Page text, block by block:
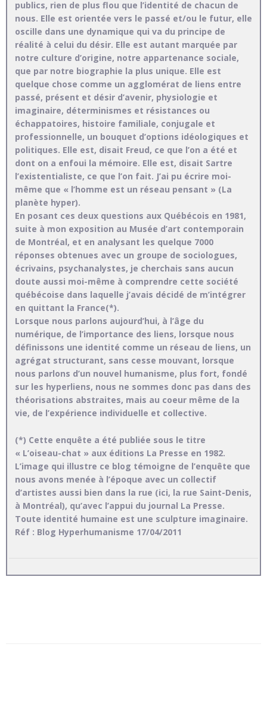
publics, rien de plus flou que l’identité de chacun de
nous. Elle est orientée vers le passé et/ou le futur, elle
oscille dans une dynamique qui va du principe de
réalité à celui du désir. Elle est autant marquée par
notre culture d’origine, notre appartenance sociale,
que par notre biographie la plus unique. Elle est
quelque chose comme un agglomérat de liens entre
passé, présent et désir d’avenir, physiologie et
imaginaire, déterminismes et résistances ou
échappatoires, histoire familiale, conjugale et
professionnelle, un bouquet d’options idéologiques et
politiques. Elle est, disait Freud, ce que l’on a été et
dont on a enfoui la mémoire. Elle est, disait Sartre
l’existentialiste, ce que l’on fait. J’ai pu écrire moi-
même que « l’homme est un réseau pensant » (La
planète hyper).
En posant ces deux questions aux Québécois en 1981,
suite à mon exposition au Musée d’art contemporain
de Montréal, et en analysant les quelque 7000
réponses obtenues avec un groupe de sociologues,
écrivains, psychanalystes, je cherchais sans aucun
doute aussi moi-même à comprendre cette société
québécoise dans laquelle j’avais décidé de m’intégrer
en quittant la France(*).
Lorsque nous parlons aujourd’hui, à l’âge du
numérique, de l’importance des liens, lorsque nous
définissons une identité comme un réseau de liens, un
agrégat structurant, sans cesse mouvant, lorsque
nous parlons d’un nouvel humanisme, plus fort, fondé
sur les hyperliens, nous ne sommes donc pas dans des
théorisations abstraites, mais au coeur même de la
vie, de l’expérience individuelle et collective.
(*) Cette enquête a été publiée sous le titre
« L’oiseau-chat » aux éditions La Presse en 1982.
L’image qui illustre ce blog témoigne de l’enquête que
nous avons menée à l’époque avec un collectif
d’artistes aussi bien dans la rue (ici, la rue Saint-Denis,
à Montréal), qu’avec l’appui du journal La Presse.
Toute identité humaine est une sculpture imaginaire.
Réf : Blog Hyperhumanisme 17/04/2011